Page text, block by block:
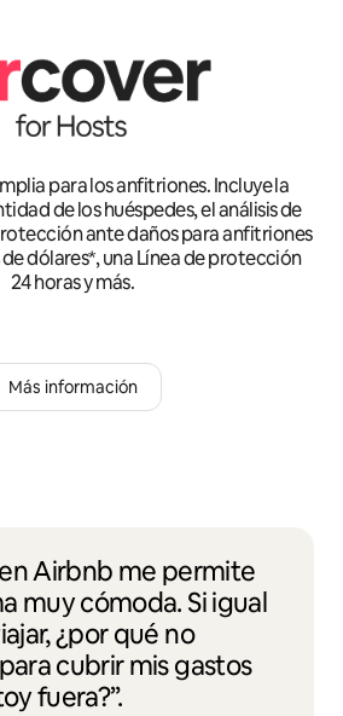
para los anfitriones. Incluye la
de los huéspedes, el análisis de
ante daños para anfitriones
dólares*, una Línea de protección
24 horas y más.
Más información
Airbnb me permite
muy cómoda. Si igual
¿por qué no
cubrir mis gastos
fuera?”.